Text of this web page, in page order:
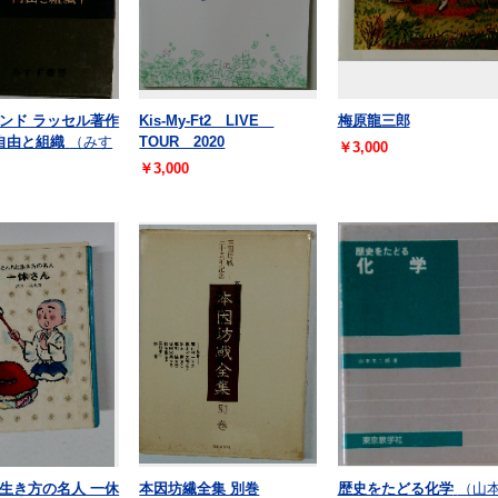
ド ラッセル著作
由と組織
（みす
Kis-My-Ft2 LIVE
TOUR 2020
￥3,000
梅原龍三郎
￥3,000
き方の名人 一休 本因坊繊全集 別巻 歴史をたどる化学 （山